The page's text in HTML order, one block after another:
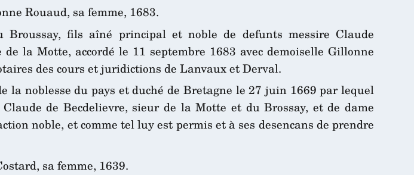
Rouaud, sa femme, 1683.
fils aîné principal et noble de defunts messire Claude
la Motte, accordé le 11 septembre 1683 avec demoiselle Gillonne
des cours et juridictions de Lanvaux et Derval.
noblesse du pays et duché de Bretagne le 27 juin 1669 par lequel
de Becdelievre, sieur de la Motte et du Brossay, et de dame
noble, et comme tel luy est permis et à ses desencans de prendre
sa femme, 1639.